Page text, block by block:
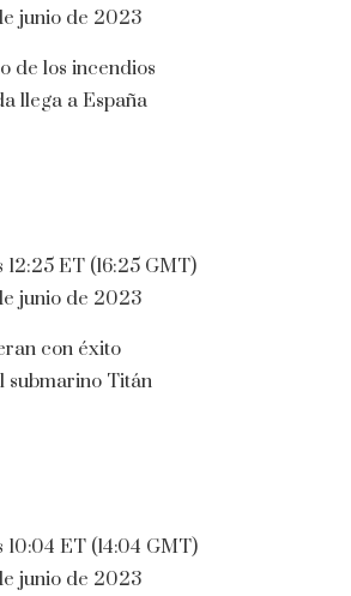
junio de 2023
ET (16:25 GMT)
junio de 2023
ET (14:04 GMT)
junio de 2023